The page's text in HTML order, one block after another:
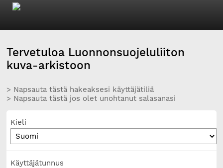
Tervetuloa Luonnonsuojeluliiton
kuva-arkistoon
> Napsauta tästä hakeaksesi käyttäjätiliä
> Napsauta tästä jos olet unohtanut salasanasi
Kieli
Käyttäjätunnus